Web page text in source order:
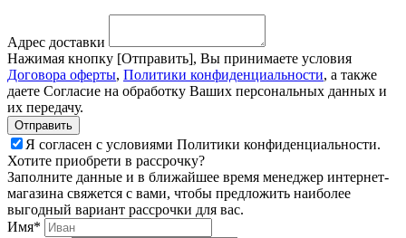
Адрес доставки
Нажимая кнопку [Отправить], Вы принимаете условия
Договора оферты, Политики конфиденциальности, а также
даете Согласие на обработку Ваших персональных данных и
их передачу.
Я согласен с условиями Политики конфиденциальности.
Хотите приобрети в рассрочку?
Заполните данные и в ближайшее время менеджер интернет-
магазина свяжется с вами, чтобы предложить наиболее
выгодный вариант рассрочки для вас.
Имя*